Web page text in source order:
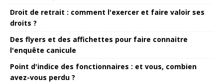
Droit de retrait : comment l'exercer et faire valoir ses
droits ?
Des flyers et des affichettes pour faire connaitre
l'enquête canicule
Point d'indice des fonctionnaires : et vous, combien
avez-vous perdu ?